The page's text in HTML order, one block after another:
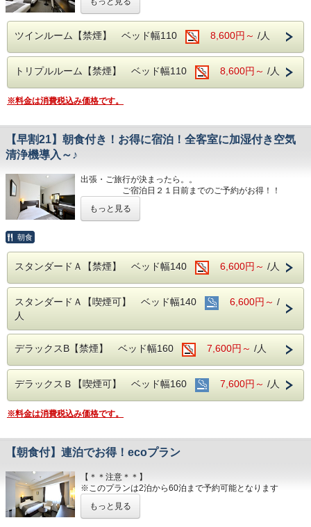
■室内設備(全部屋１４平米以上)
・シモンズ社製デュベスタイルロング＆ワイドベッドで快適
な寝心地
・43型壁掛けテレビ、全室加湿機能付き空気清浄機、今治
■チェックイン14:00~24:00(最終) / チェックアウト11:00
■各種サービス
ウェルカムドリンク 14:00〜23:00、コインランドリー 7：
アメニティバー、会議室
■注意事項
■各種サービス
ウェルカムドリンク 14:00〜23:00、コインランドリー 7：
00～22：00（有料）、自動販売機、製氷機、電子レンジ、
アメニティバー、会議室
■注意事項
団体様の場合や時期によりキャンセル規定が異なります
詳しくはホテルまでお問い合わせくださいませ
■男女別展望浴場(最上階：９階)
西日本最高峰の石鎚山や西条市の街並を望める人工ヘルスト
営業時間：14:00~24:00、翌6:00~9:00
隣がコンビニ、石鎚へのバスも真正面バス停から出ています
■平面120台駐車場 (敷地内＆第二駐車場)
1日１台税込300円 ※バス・トラックは事前予約をお願いし
■焼き立てパンや産直市から取り寄せた地元野菜の和洋バイ
■室内設備(全部屋１４平米以上)
タオル、各部屋Wi-Fi
■チェックイン14:00~24:00(最終) / チェックアウト11:00
ウェルカムドリンク 14:00〜23:00、コインランドリー 7：
00～22：00（有料）、自動販売機、製氷機、電子レンジ、
アメニティバー、会議室
■注意事項
詳しくはホテルまでお問い合わせくださいませ
ツインルーム【禁煙】 ベッド幅110 8,600円～ /人
トリプルルーム【禁煙】 ベッド幅110 8,600円～ /人
※料金は消費税込み価格です。
【早割21】朝食付き！お得に宿泊！全客室に加湿付き空気
清浄機導入～♪
出張・ご旅行が決まったら。。
ご宿泊日２１日前までのご予約がお得！！
JR伊予西条駅真正面、西条市の中心地のホテル
西日本最高峰の石鎚山や西条市の街並を望める人工ヘルスト
営業時間：14:00~24:00、翌6:00~9:00
■JR伊予西条駅より徒歩1分の好立地
■平面120台駐車場 (敷地内＆第二駐車場)
1日１台税込300円 ※バス・トラックは事前予約をお願いし
ます（料金が異なります）
■焼き立てパンや産直市から取り寄せた地元野菜の和洋バイ
キング(定価：￥1320（税込）)
こちらの朝食付きプランでご予約いただくとお得にお召し上
■室内設備(全部屋１４平米以上)
な寝心地
・43型壁掛けテレビ、全室加湿機能付き空気清浄機、今治
タオル、各部屋Wi-Fi
もっと見る
朝食
スタンダードＡ【禁煙】 ベッド幅140 6,600円～ /人
スタンダードＡ【喫煙可】 ベッド幅140 6,600円～ /
人
デラックスB【禁煙】 ベッド幅160 7,600円～ /人
デラックスＢ【喫煙可】 ベッド幅160 7,600円～ /人
※料金は消費税込み価格です。
【朝食付】連泊でお得！ecoプラン
【＊＊注意＊＊】
※このプランは2泊から60泊まで予約可能となります
2泊以上限定の【客室清掃なし】のお得なプランです
エコ活動に取り組む方、連泊中の清掃が不要な方におすすめ
もっと見る